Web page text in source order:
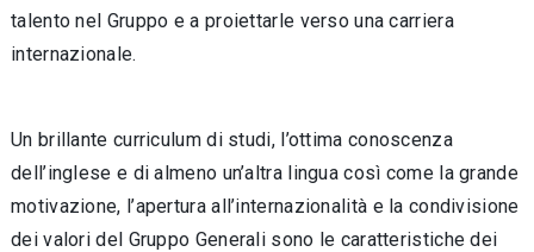
talento nel Gruppo e a proiettarle verso una carriera
internazionale.
Un brillante curriculum di studi, l’ottima conoscenza
dell’inglese e di almeno un’altra lingua così come la grande
motivazione, l’apertura all’internazionalità e la condivisione
dei valori del Gruppo Generali sono le caratteristiche dei